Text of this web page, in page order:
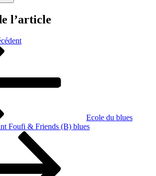
l’article
Ecole du blues
Foufi & Friends (B) blues